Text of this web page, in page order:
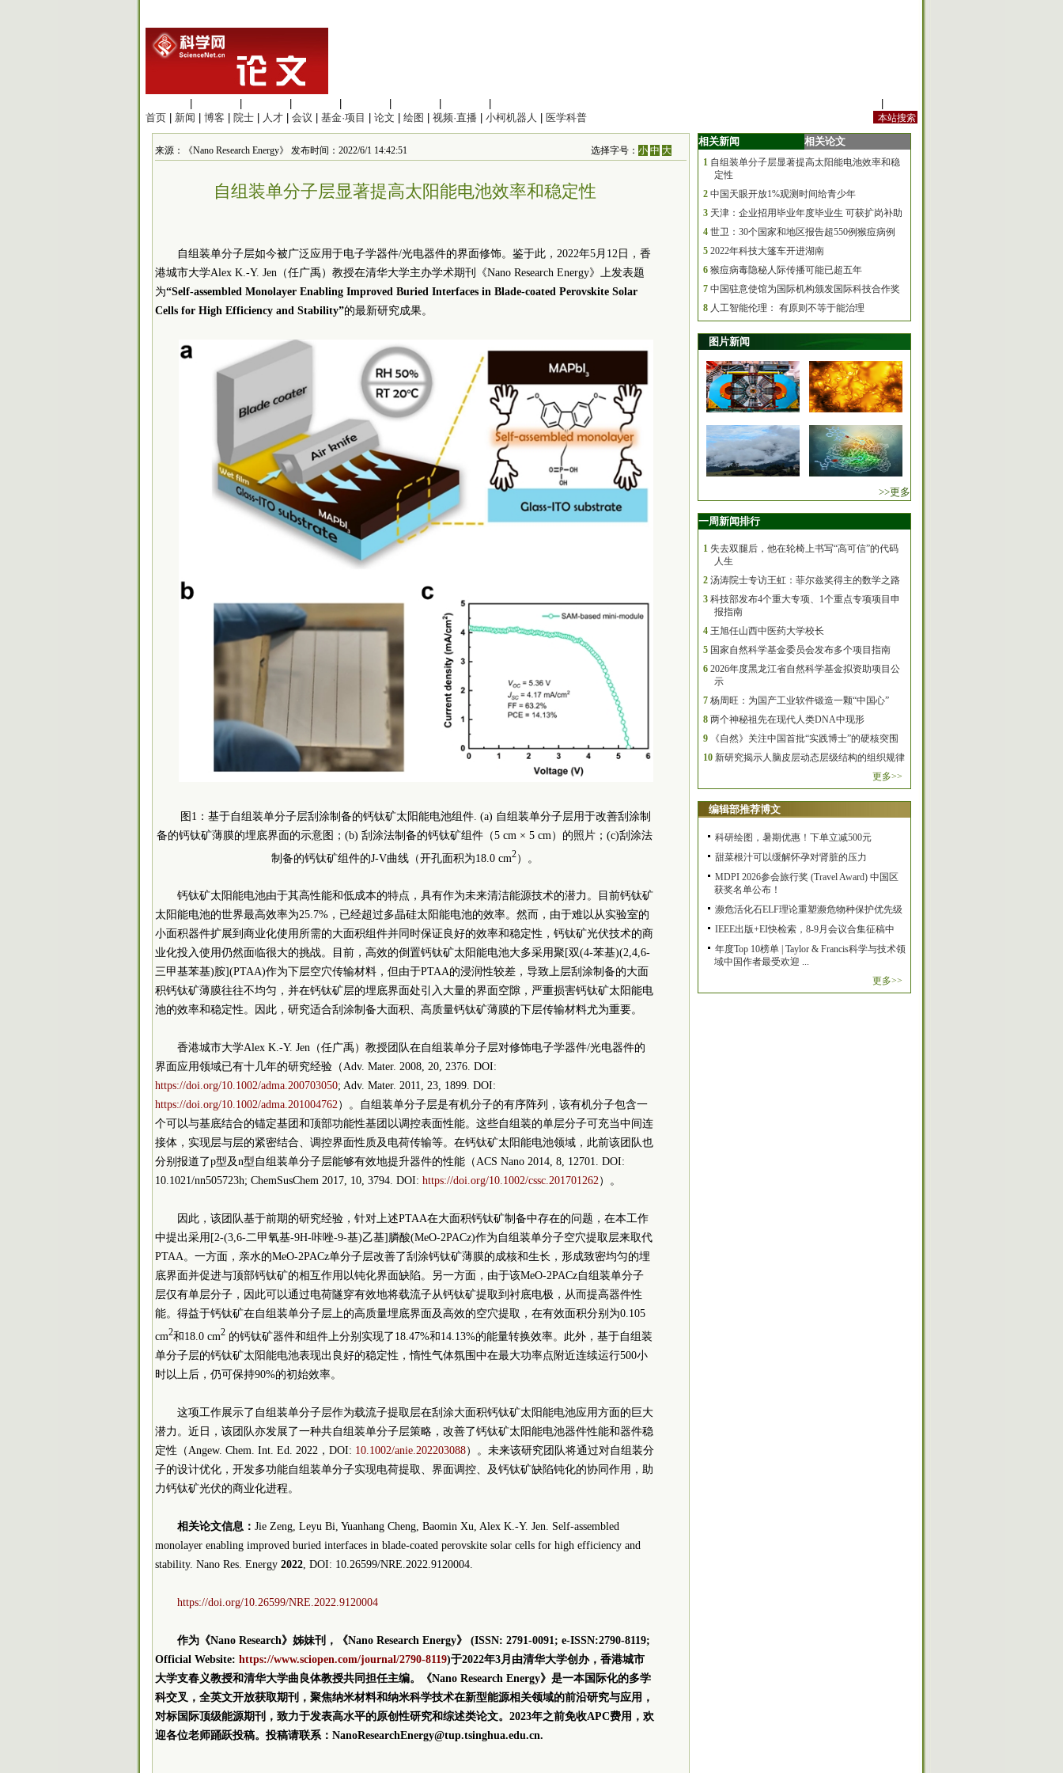
首页
新闻 博客 院士 人才 会议 基金·项目 论文 绘图 视频·直播 小柯机器人 医学科普
来源：《Nano Research Energy》 发布时间：2022/6/1 14:42:51 选择字号：小 中 大
自组装单分子层显著提高太阳能电池效率和稳定性
自组装单分子层如今被广泛应用于电子学器件/光电器件的界面修饰。鉴于此，2022年5月12日， 香
港城市大学Alex K.-Y. Jen（任广禹）教授在清华大学主办学术期刊《Nano Research Energy》上发表题
为“Self-assembled Monolayer Enabling Improved Buried Interfaces in Blade-coated Perovskite Solar
Cells for High Efficiency and Stability”的最新研究成果。
图1：基于自组装单分子层刮涂制备的钙钛矿太阳能电池组件. (a) 自组装单分子层用于改善刮涂制
备的钙钛矿薄膜的埋底界面的示意图；(b) 刮涂法制备的钙钛矿组件（5 cm × 5 cm）的照片；(c)刮涂法
制备的钙钛矿组件的J-V曲线（开孔面积为18.0 cm2）。
钙钛矿太阳能电池由于其高性能和低成本的特点，具有作为未来清洁能源技术的潜力。目前钙钛矿
太阳能电池的世界最高效率为25.7%，已经超过多晶硅太阳能电池的效率。然而，由于难以从实验室的
小面积器件扩展到商业化使用所需的大面积组件并同时保证良好的效率和稳定性，钙钛矿光伏技术的商
业化投入使用仍然面临很大的挑战。目前，高效的倒置钙钛矿太阳能电池大多采用聚[双(4-苯基)(2,4,6-
三甲基苯基)胺](PTAA)作为下层空穴传输材料，但由于PTAA的浸润性较差，导致上层刮涂制备的大面
积钙钛矿薄膜往往不均匀，并在钙钛矿层的埋底界面处引入大量的界面空隙，严重损害钙钛矿太阳能电
池的效率和稳定性。因此，研究适合刮涂制备大面积、高质量钙钛矿薄膜的下层传输材料尤为重要。
香港城市大学Alex K.-Y. Jen（任广禹）教授团队在自组装单分子层对修饰电子学器件/光电器件的
界面应用领域已有十几年的研究经验（Adv. Mater. 2008, 20, 2376. DOI:
https://doi.org/10.1002/adma.200703050; Adv. Mater. 2011, 23, 1899. DOI:
https://doi.org/10.1002/adma.201004762）。自组装单分子层是有机分子的有序阵列，该有机分子包含一
个可以与基底结合的锚定基团和顶部功能性基团以调控表面性能。这些自组装的单层分子可充当中间连
接体，实现层与层的紧密结合、调控界面性质及电荷传输等。在钙钛矿太阳能电池领域，此前该团队也
分别报道了p型及n型自组装单分子层能够有效地提升器件的性能（ACS Nano 2014, 8, 12701. DOI:
10.1021/nn505723h; ChemSusChem 2017, 10, 3794. DOI: https://doi.org/10.1002/cssc.201701262）。
因此，该团队基于前期的研究经验，针对上述PTAA在大面积钙钛矿制备中存在的问题，在本工作
中提出采用[2-(3,6-二甲氧基-9H-咔唑-9-基)乙基]膦酸(MeO-2PACz)作为自组装单分子空穴提取层来取代
PTAA。一方面，亲水的MeO-2PACz单分子层改善了刮涂钙钛矿薄膜的成核和生长，形成致密均匀的埋
底界面并促进与顶部钙钛矿的相互作用以钝化界面缺陷。另一方面，由于该MeO-2PACz自组装单分子
层仅有单层分子，因此可以通过电荷隧穿有效地将载流子从钙钛矿提取到衬底电极，从而提高器件性
能。得益于钙钛矿在自组装单分子层上的高质量埋底界面及高效的空穴提取，在有效面积分别为0.105
cm2和18.0 cm2 的钙钛矿器件和组件上分别实现了18.47%和14.13%的能量转换效率。此外，基于自组装
单分子层的钙钛矿太阳能电池表现出良好的稳定性，惰性气体氛围中在最大功率点附近连续运行500小
时以上后，仍可保持90%的初始效率。
这项工作展示了自组装单分子层作为载流子提取层在刮涂大面积钙钛矿太阳能电池应用方面的巨大
潜力。近日，该团队亦发展了一种共自组装单分子层策略，改善了钙钛矿太阳能电池器件性能和器件稳
定性（Angew. Chem. Int. Ed. 2022，DOI: 10.1002/anie.202203088）。未来该研究团队将通过对自组装分
子的设计优化，开发多功能自组装单分子实现电荷提取、界面调控、及钙钛矿缺陷钝化的协同作用，助
力钙钛矿光伏的商业化进程。
相关论文信息： Jie Zeng, Leyu Bi, Yuanhang Cheng, Baomin Xu, Alex K.-Y. Jen. Self-assembled
monolayer enabling improved buried interfaces in blade-coated perovskite solar cells for high efficiency and
stability. Nano Res. Energy 2022 , DOI: 10.26599/NRE.2022.9120004.
https://doi.org/10.26599/NRE.2022.9120004
作为《Nano Research》姊妹刊，《Nano Research Energy》 (ISSN: 2791-0091; e-ISSN:2790-8119;
Official Website: https://www.sciopen.com/journal/2790-8119)于2022年3月由清华大学创办， 香港城市
大学支春义教授和清华大学曲良体教授共同担任主编。
《Nano Research Energy》 是一本国际化的多学
科交叉，全英文开放获取期刊，聚焦纳米材料和纳米科学技术在新型能源相关领域的前沿研究与应用，
对标国际顶级能源期刊，致力于发表高水平的原创性研究和综述类论文。2023年之前免收APC费用，欢
迎各位老师踊跃投稿。投稿请联系：NanoResearchEnergy@tup.tsinghua.edu.cn.
相关新闻 相关论文
1 自组装单分子层显著提高太阳能电池效率和稳
定性
2 中国天眼开放1%观测时间给青少年
3 天津：企业招用毕业年度毕业生 可获扩岗补助
4 世卫：30个国家和地区报告超550例猴痘病例
5 2022年科技大篷车开进湖南
6 猴痘病毒隐秘人际传播可能已超五年
7 中国驻意使馆为国际机构颁发国际科技合作奖
8 人工智能伦理： 有原则不等于能治理
图片新闻
>>更多
一周新闻排行
1 失去双腿后，他在轮椅上书写“高可信”的代码
人生
2 汤涛院士专访王虹：菲尔兹奖得主的数学之路
3 科技部发布4个重大专项、1个重点专项项目申
报指南
4 王旭任山西中医药大学校长
5 国家自然科学基金委员会发布多个项目指南
6 2026年度黑龙江省自然科学基金拟资助项目公
示
7 杨周旺：为国产工业软件锻造一颗“中国心”
8 两个神秘祖先在现代人类DNA中现形
9
《自然》关注中国首批“实践博士”的硬核突围
10 新研究揭示人脑皮层动态层级结构的组织规律
更多>>
编辑部推荐博文
科研绘图，暑期优惠！下单立减500元
甜菜根汁可以缓解怀孕对肾脏的压力
MDPI 2026参会旅行奖 (Travel Award) 中国区
获奖名单公布！
濒危活化石ELF理论重塑濒危物种保护优先级
IEEE出版+EI快检索，8-9月会议合集征稿中
年度Top 10榜单 | Taylor & Francis科学与技术领
域中国作者最受欢迎 ...
更多>>